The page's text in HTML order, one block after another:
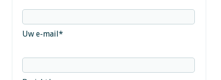
Uw e-mail*